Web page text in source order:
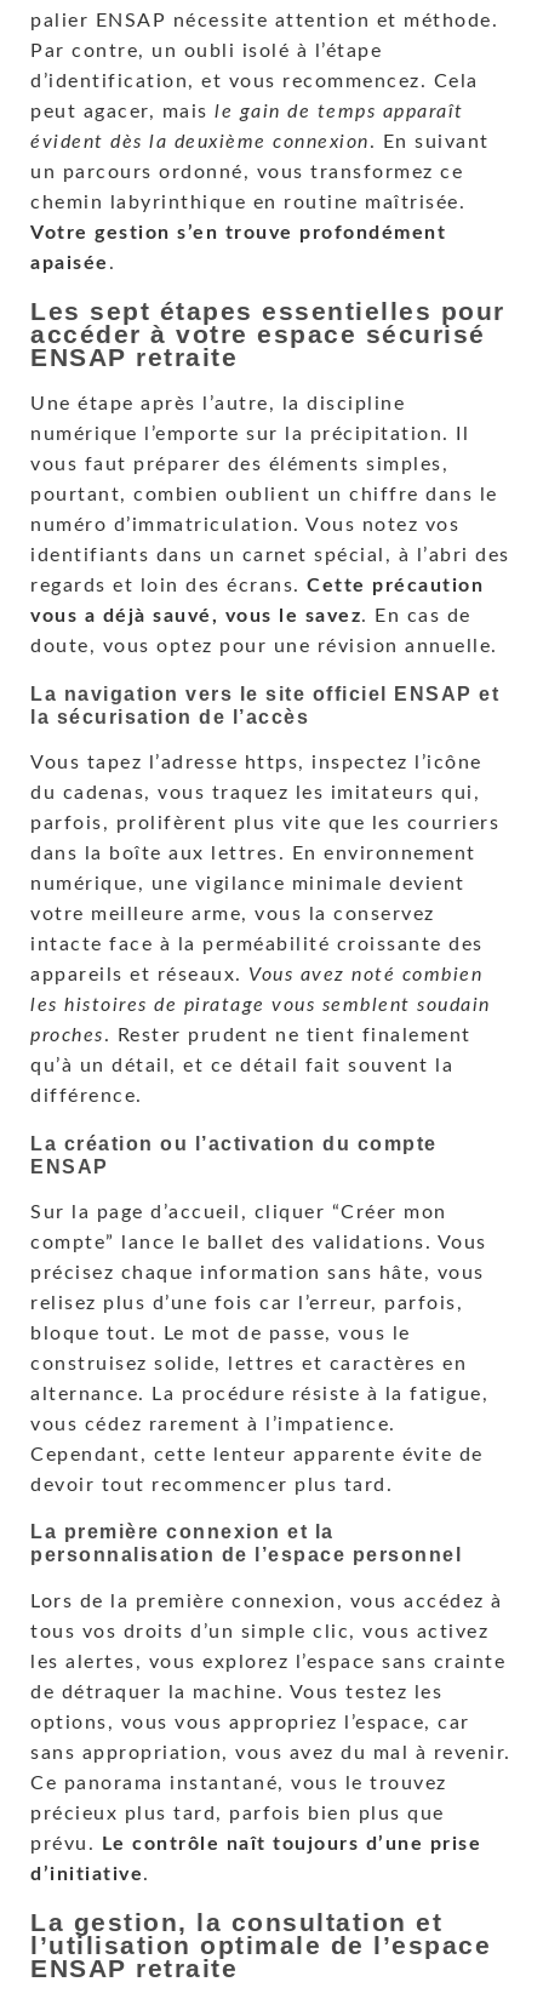
palier ENSAP nécessite attention et méthode.
Par contre, un oubli isolé à l’étape
d’identification, et vous recommencez. Cela
peut agacer, mais le gain de temps apparaît
évident dès la deuxième connexion. En suivant
un parcours ordonné, vous transformez ce
chemin labyrinthique en routine maîtrisée.
Votre gestion s’en trouve profondément
apaisée .
Les sept étapes essentielles pour
accéder à votre espace sécurisé
ENSAP retraite
Une étape après l’autre, la discipline
numérique l’emporte sur la précipitation. Il
vous faut préparer des éléments simples,
pourtant, combien oublient un chiffre dans le
numéro d’immatriculation. Vous notez vos
identifiants dans un carnet spécial, à l’abri des
regards et loin des écrans. Cette précaution
vous a déjà sauvé, vous le savez. En cas de
doute, vous optez pour une révision annuelle.
La navigation vers le site officiel ENSAP et
la sécurisation de l’accès
Vous tapez l’adresse https, inspectez l’icône
du cadenas, vous traquez les imitateurs qui,
parfois, prolifèrent plus vite que les courriers
dans la boîte aux lettres. En environnement
numérique, une vigilance minimale devient
votre meilleure arme, vous la conservez
intacte face à la perméabilité croissante des
appareils et réseaux. Vous avez noté combien
les histoires de piratage vous semblent soudain
proches. Rester prudent ne tient finalement
qu’à un détail, et ce détail fait souvent la
différence.
La création ou l’activation du compte
ENSAP
Sur la page d’accueil, cliquer “Créer mon
compte” lance le ballet des validations. Vous
précisez chaque information sans hâte, vous
relisez plus d’une fois car l’erreur, parfois,
bloque tout. Le mot de passe, vous le
construisez solide, lettres et caractères en
alternance. La procédure résiste à la fatigue,
vous cédez rarement à l’impatience.
Cependant, cette lenteur apparente évite de
devoir tout recommencer plus tard.
La première connexion et la
personnalisation de l’espace personnel
Lors de la première connexion, vous accédez à
tous vos droits d’un simple clic, vous activez
les alertes, vous explorez l’espace sans crainte
de détraquer la machine. Vous testez les
options, vous vous appropriez l’espace, car
sans appropriation, vous avez du mal à revenir.
Ce panorama instantané, vous le trouvez
précieux plus tard, parfois bien plus que
prévu.
Le contrôle naît toujours d’une prise
d’initiative.
La gestion, la consultation et
l’utilisation optimale de l’espace
ENSAP retraite